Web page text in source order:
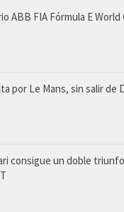
ABB FIA Fórmula E
por Le Mans, sin salir de
consigue un doble